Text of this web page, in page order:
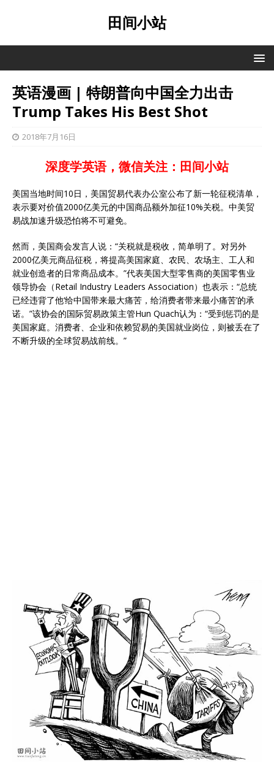
田间小站
英语漫画 | 特朗普向中国全力出击
Trump Takes His Best Shot
2018年7月16日
深度学英语，微信关注：田间小站
美国当地时间10日，美国贸易代表办公室公布了新一轮征税清单，
表示要对价值2000亿美元的中国商品额外加征10%关税。中美贸
易战加速升级恐怕将不可避免。
然而，美国商会发言人说：“关税就是税收，简单明了。对另外
2000亿美元商品征税，将提高美国家庭、农民、农场主、工人和
就业创造者的日常商品成本。”代表美国大型零售商的美国零售业
领导协会（Retail Industry Leaders Association）也表示：“总统
已经违背了他‘给中国带来最大痛苦，给消费者带来最小痛苦’的承
诺。”该协会的国际贸易政策主管Hun Quach认为：“受到惩罚的是
美国家庭。消费者、企业和依赖贸易的美国就业岗位，则被丢在了
不断升级的全球贸易战前线。”